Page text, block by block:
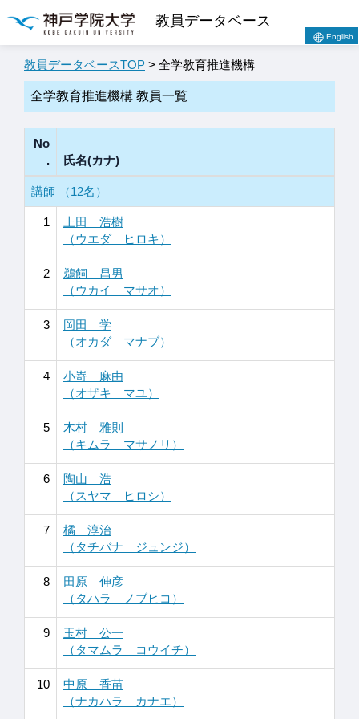
教員データベース
English
教員データベースTOP > 全学教育推進機構
全学教育推進機構 教員一覧
No
.
氏名(カナ)
講師 （12名）
1
上田 浩樹
（ウエダ ヒロキ）
2
鵜飼 昌男
（ウカイ マサオ）
3
岡田 学
（オカダ マナブ）
4
小嵜 麻由
（オザキ マユ）
5
木村 雅則
（キムラ マサノリ）
6
陶山 浩
（スヤマ ヒロシ）
7
橘 淳治
（タチバナ ジュンジ）
8
田原 伸彦
（タハラ ノブヒコ）
9
玉村 公一
（タマムラ コウイチ）
10
中原 香苗
（ナカハラ カナエ）